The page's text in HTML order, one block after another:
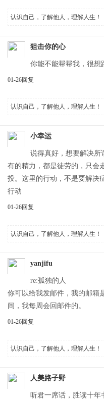
认识自己，了解他人，理解人生！
狙击你的心
你能不能帮帮我，很想
01-26回复
认识自己，了解他人，理解人生！
小幸运
说得真好，想要解决所
有的精力，都是徒劳的，只会
投。这里的行动，不是要解决
行动
01-26回复
认识自己，了解他人，理解人生！
yanjifu
re:孤独的人
你可以给我发邮件，我的邮箱
间，我每周会回邮件的。
01-26回复
认识自己，了解他人，理解人生！
人美路子野
听君一席话，胜读十年